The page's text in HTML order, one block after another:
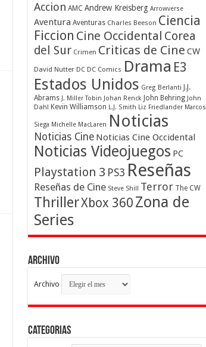
Accion AMC Andrew Kreisberg Arrowverse
Aventura Aventuras Charles Beeson Ciencia
Ficcion Cine Occidental Corea
del Sur Crimen Criticas de Cine CW
David Nutter DC DC Comics Drama E3
Estados Unidos Greg Berlanti
J.J.
Abrams J. Miller Tobin Johan Renck John Behring John
Dahl Kevin Williamson L.J. Smith Liz Friedlander Marcos
Siega Michelle MacLaren Noticias
Noticias Cine Noticias Cine Occidental
Noticias Videojuegos PC
Playstation 3 PS3 Reseñas
Reseñas de Cine Steve Shill Terror The CW
ThrillerXbox 360 Zona de
Series
Archivo
Archivo
Categorias